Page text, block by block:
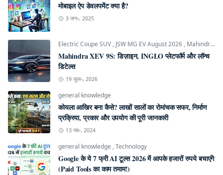
मोबाइल ऐप डेवलपमेंट क्या है?
3 जन॰, 2025
Electric Coupe SUV , JSW MG EV August 2026 , Mahindra INGLO Platform
Mahindra XEV 9S: डिज़ाइन, INGLO प्लेटफॉर्म और लॉन्च
डिटेल्स
19 जुल॰, 2026
general knowledge
कोयला आखिर बना कैसे? लाखों सालों का रोमांचक सफर, निर्माण
प्रक्रिया, प्रकार और उपयोग की पूरी जानकारी
13 नव॰, 2024
general knowledge ,Technology
Google के ये 7 फ्री AI टूल्स 2026 में आपके हजारों रुपये बचाएंगे
(Paid Tools का काम तमाम!)